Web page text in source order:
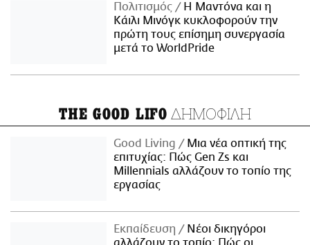
Πολιτισμός
Η Μαντόνα και η
Κάιλι Μινόγκ κυκλοφορούν την
πρώτη τους επίσημη συνεργασία
μετά το WorldPride
THE GOOD LIFO ΔΗΜΟΦΙΛΗ
Good Living
Μια νέα οπτική της
επιτυχίας: Πώς Gen Zs και
Millennials αλλάζουν το τοπίο της
εργασίας
Εκπαίδευση
Νέοι δικηγόροι